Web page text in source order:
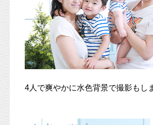
4人で爽やかに水色背景で撮影もし